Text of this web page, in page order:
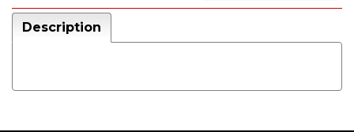
Description